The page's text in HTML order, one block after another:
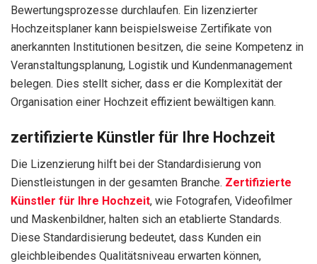
Bewertungsprozesse durchlaufen. Ein lizenzierter
Hochzeitsplaner kann beispielsweise Zertifikate von
anerkannten Institutionen besitzen, die seine Kompetenz in
Veranstaltungsplanung, Logistik und Kundenmanagement
belegen. Dies stellt sicher, dass er die Komplexität der
Organisation einer Hochzeit effizient bewältigen kann.
zertifizierte Künstler für Ihre Hochzeit
Die Lizenzierung hilft bei der Standardisierung von
Dienstleistungen in der gesamten Branche. Zertifizierte
Künstler für Ihre Hochzeit, wie Fotografen, Videofilmer
und Maskenbildner, halten sich an etablierte Standards.
Diese Standardisierung bedeutet, dass Kunden ein
gleichbleibendes Qualitätsniveau erwarten können,